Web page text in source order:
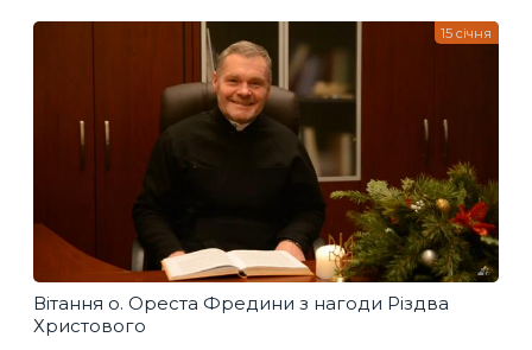
Вітання о. Ореста Фредини з нагоди Різдва
Христового
15 січня